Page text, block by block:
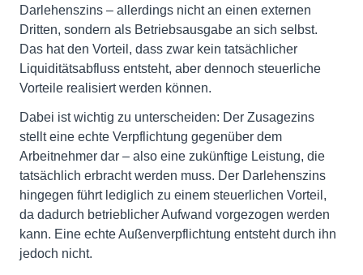
Darlehenszins – allerdings nicht an einen externen
Dritten, sondern als Betriebsausgabe an sich selbst.
Das hat den Vorteil, dass zwar kein tatsächlicher
Liquiditätsabfluss entsteht, aber dennoch steuerliche
Vorteile realisiert werden können.
Dabei ist wichtig zu unterscheiden: Der Zusagezins
stellt eine echte Verpflichtung gegenüber dem
Arbeitnehmer dar – also eine zukünftige Leistung, die
tatsächlich erbracht werden muss. Der Darlehenszins
hingegen führt lediglich zu einem steuerlichen Vorteil,
da dadurch betrieblicher Aufwand vorgezogen werden
kann. Eine echte Außenverpflichtung entsteht durch ihn
jedoch nicht.